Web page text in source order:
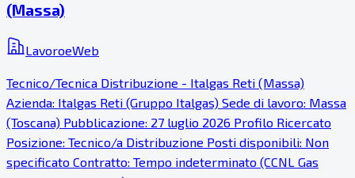
(Massa)
LavoroeWeb
Tecnico/Tecnica Distribuzione - Italgas Reti (Massa)
Azienda: Italgas Reti (Gruppo Italgas) Sede di lavoro: Massa
(Toscana) Pubblicazione: 27 luglio 2026 Profilo Ricercato
Posizione: Tecnico/a Distribuzione Posti disponibili: Non
specificato Contratto: Tempo indeterminato (CCNL Gas